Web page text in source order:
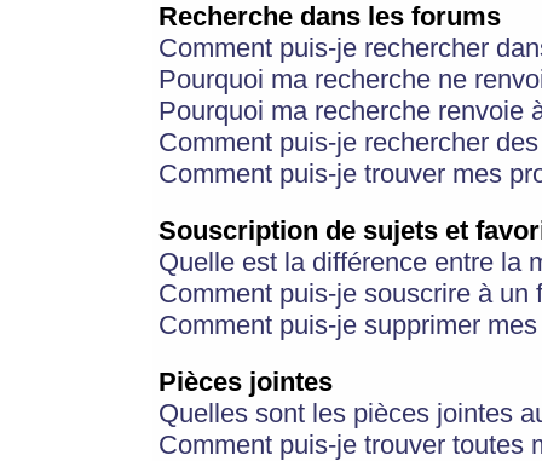
Recherche dans les forums
Comment puis-je rechercher
Pourquoi ma recherche ne
Pourquoi ma recherche renvoie
Comment puis-je rechercher
Comment puis-je trouver mes
Souscription de sujets et
Quelle est la différence entre la
Comment puis-je souscrire à
Comment puis-je supprimer
Pièces jointes
Quelles sont les pièces jointes
Comment puis-je trouver toutes